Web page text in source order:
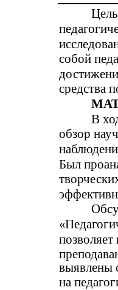
собой
средства
В
обзор
Был
выявлены
на